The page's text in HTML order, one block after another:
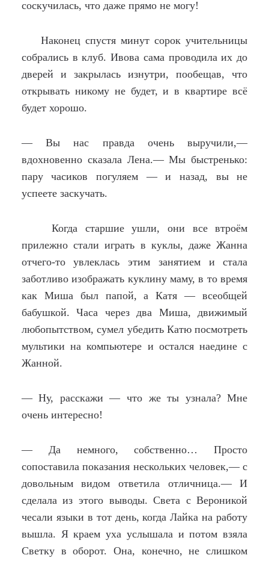
соскучилась, что даже прямо не могу!
Наконец спустя минут сорок учительницы
собрались в клуб. Ивова сама проводила их до
дверей и закрылась изнутри, пообещав, что
открывать никому не будет, и в квартире всё
будет хорошо.
— Вы нас правда очень выручили,—
вдохновенно сказала Лена.— Мы быстренько:
пару часиков погуляем — и назад, вы не
успеете заскучать.
Когда старшие ушли, они все втроём
прилежно стали играть в куклы, даже Жанна
отчего-то увлеклась этим занятием и стала
заботливо изображать куклину маму, в то время
как Миша был папой, а Катя — всеобщей
бабушкой. Часа через два Миша, движимый
любопытством, сумел убедить Катю посмотреть
мультики на компьютере и остался наедине с
Жанной.
— Ну, расскажи — что же ты узнала? Мне
очень интересно!
— Да немного, собственно… Просто
сопоставила показания нескольких человек,— с
довольным видом ответила отличница.— И
сделала из этого выводы. Света с Вероникой
чесали языки в тот день, когда Лайка на работу
вышла. Я краем уха услышала и потом взяла
Светку в оборот. Она, конечно, не слишком